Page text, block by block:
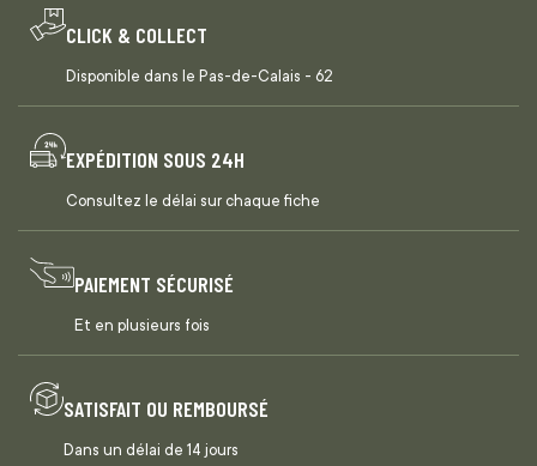
CLICK & COLLECT
Disponible dans le Pas-de-Calais - 62
EXPÉDITION SOUS 24H
Consultez le délai sur chaque fiche
PAIEMENT SÉCURISÉ
Et en plusieurs fois
SATISFAIT OU REMBOURSÉ
Dans un délai de 14 jours